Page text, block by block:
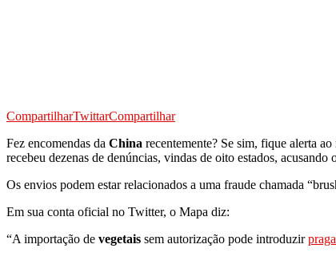
CompartilharTwittarCompartilhar
Fez encomendas da China recentemente? Se sim, fique alerta
recebeu dezenas de denúncias, vindas de oito estados,
Os envios podem estar relacionados a uma fraude chamada
Em sua conta oficial no Twitter, o Mapa diz:
“A importação de vegetais sem autorização pode introduzir